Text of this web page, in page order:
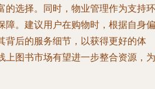
的选择。同时，物业管理作为支持环
障。建议用户在购物时，根据自身偏
背后的服务细节，以获得更好的体
上图书市场有望进一步整合资源，为